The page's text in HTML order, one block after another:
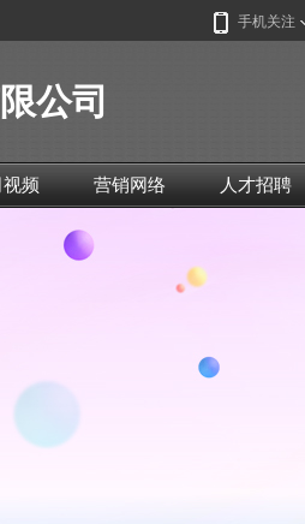
手机关注
公司
频 营销网络 人才招聘